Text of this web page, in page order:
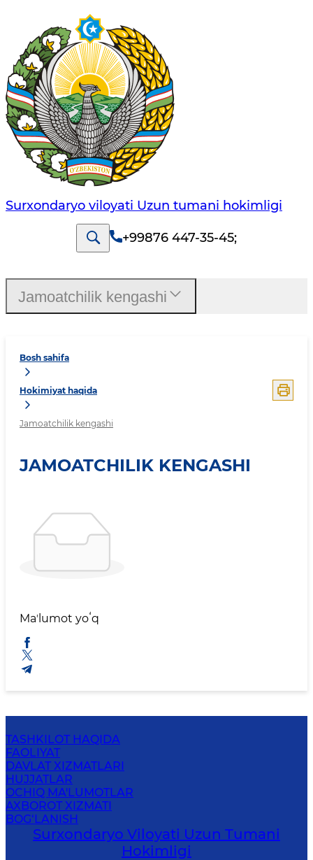
Surxondaryo viloyati Uzun tumani hokimligi
+99876 447-35-45;
Bosh sahifa
Hokimiyat haqida
Jamoatchilik kengashi
JAMOATCHILIK KENGASHI
Maʼlumot yoʻq
Jamoatchilik kengashi
TASHKILOT HAQIDA
FAOLIYAT
DAVLAT XIZMATLARI
HUJJATLAR
OCHIQ MA'LUMOTLAR
AXBOROT XIZMATI
BOG‘LANISH
Surxondaryo Viloyati Uzun Tumani
Hokimligi